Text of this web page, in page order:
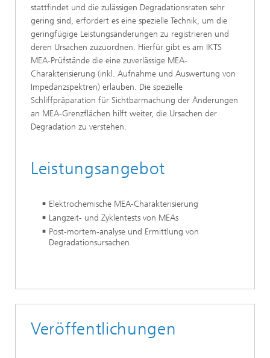
stattfindet und die zulässigen Degradationsraten sehr
gering sind, erfordert es eine spezielle Technik, um die
geringfügige Leistungsänderungen zu registrieren und
deren Ursachen zuzuordnen. Hierfür gibt es am IKTS
MEA-Prüfstände die eine zuverlässige MEA-
Charakterisierung (inkl. Aufnahme und Auswertung von
Impedanzspektren) erlauben. Die spezielle
Schliffpräparation für Sichtbarmachung der Änderungen
an MEA-Grenzflächen hilft weiter, die Ursachen der
Degradation zu verstehen.
Leistungsangebot
Elektrochemische MEA-Charakterisierung
Langzeit- und Zyklentests von MEAs
Post-mortem-analyse und Ermittlung von
Degradationsursachen
Veröffentlichungen